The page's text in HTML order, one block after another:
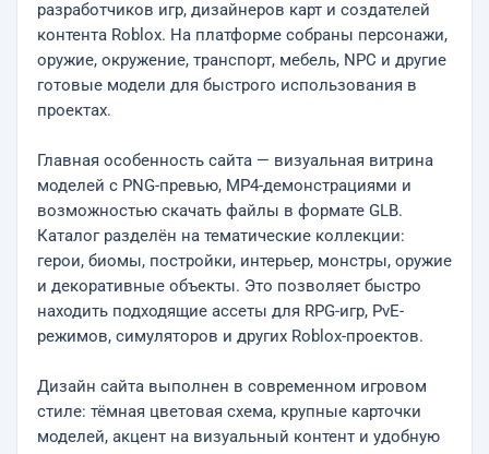
разработчиков игр, дизайнеров карт и создателей
контента Roblox. На платформе собраны персонажи,
оружие, окружение, транспорт, мебель, NPC и другие
готовые модели для быстрого использования в
проектах.
Главная особенность сайта — визуальная витрина
моделей с PNG-превью, MP4-демонстрациями и
возможностью скачать файлы в формате GLB.
Каталог разделён на тематические коллекции:
герои, биомы, постройки, интерьер, монстры, оружие
и декоративные объекты. Это позволяет быстро
находить подходящие ассеты для RPG-игр, PvE-
режимов, симуляторов и других Roblox-проектов.
Дизайн сайта выполнен в современном игровом
стиле: тёмная цветовая схема, крупные карточки
моделей, акцент на визуальный контент и удобную